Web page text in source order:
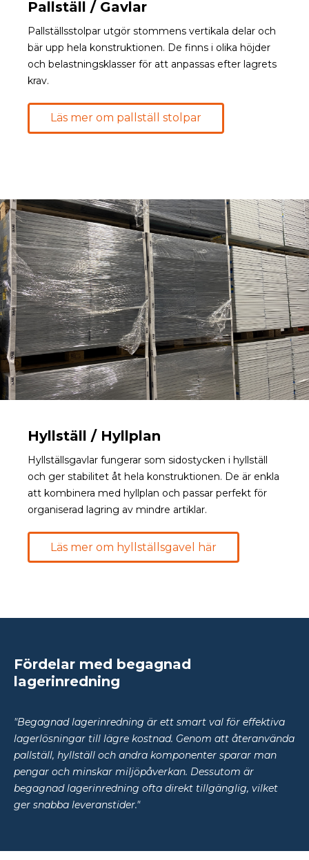
Pallställ / Gavlar
Pallställsstolpar utgör stommens vertikala delar och
bär upp hela konstruktionen. De finns i olika höjder
och belastningsklasser för att anpassas efter lagrets
krav.
Läs mer om pallställ stolpar
Hyllställ / Hyllplan
Hyllställsgavlar fungerar som sidostycken i hyllställ
och ger stabilitet åt hela konstruktionen. De är enkla
att kombinera med hyllplan och passar perfekt för
organiserad lagring av mindre artiklar.
Läs mer om hyllställsgavel här
Fördelar med begagnad
lagerinredning
"Begagnad lagerinredning är ett smart val för effektiva
lagerlösningar till lägre kostnad. Genom att återanvända
pallställ, hyllställ och andra komponenter sparar man
pengar och minskar miljöpåverkan. Dessutom är
begagnad lagerinredning ofta direkt tillgänglig, vilket
ger snabba leveranstider."